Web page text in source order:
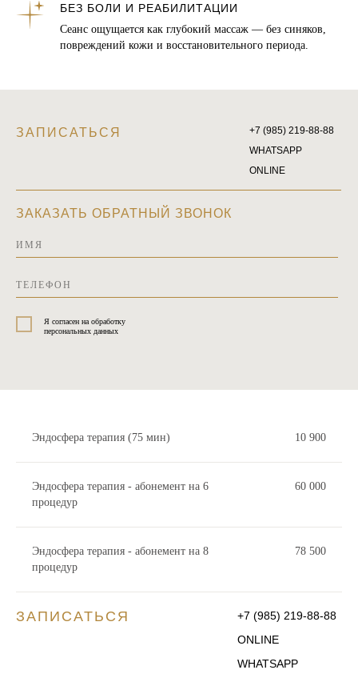
БЕЗ БОЛИ И РЕАБИЛИТАЦИИ
Сеанс ощущается как глубокий массаж — без синяков,
повреждений кожи и восстановительного периода.
Я согласен на обработку
персональных данных
ЗАКАЗАТЬ ОБРАТНЫЙ ЗВОНОК
+7 (985) 219-88-88
WHATSAPP
ONLINE
ЗАПИСАТЬСЯ
Эндосфера терапия (75 мин) 10 900
Эндосфера терапия - абонемент на 6
процедур
60 000
Эндосфера терапия - абонемент на 8
процедур
78 500
WHATSAPP
ONLINE
+7 (985) 219-88-88
ЗАПИСАТЬСЯ